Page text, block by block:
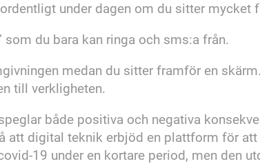
under dagen om du sitter mycket
som du bara kan ringa och sms:a från.
medan du sitter framför en
till verkligheten.
både positiva och negativa
att digital teknik erbjöd en plattform för
19 under en kortare period, men den